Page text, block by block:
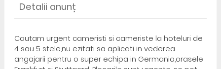
Detalii anunț
Cautam urgent cameristi si cameriste la hoteluri de
4 sau 5 stele,nu ezitati sa aplicati in vederea
angajarii pentru o super echipa in Germania,orasele